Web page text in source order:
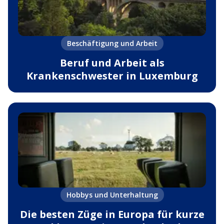
Beschäftigung und Arbeit
Beruf und Arbeit als
Krankenschwester in Luxemburg
Hobbys und Unterhaltung
Die besten Züge in Europa für kurze